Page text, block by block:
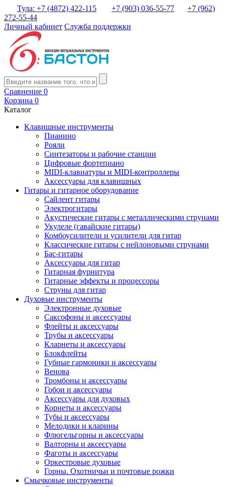
Тула: +7 (4872) 422-115 +7 (903) 036-55-77
+7 (962)
272-55-44
Личный кабинет Служба поддержки
Сравнение 0
Корзина 0
Каталог
Клавишные инструменты
Пианино
Рояли
Синтезаторы и рабочие станции
Цифровые фортепиано
MIDI-клавиатуры и MIDI-контроллеры
Аксессуары для клавишных
Гитары и гитарное оборудование
Сайлент гитары
Электрогитары
Акустические гитары с металлическими струнами
Укулеле (гавайские гитары)
Комбоусилители и усилители для гитар
Классические гитары с нейлоновыми струнами
Бас-гитары
Аксессуары для гитар
Гитарная фурнитура
Гитарные эффекты и процессоры
Струны для гитар
Духовые инструменты
Электронные духовые
Саксофоны и аксессуары
Флейты и аксессуары
Трубы и аксессуары
Кларнеты и аксессуары
Блокфлейты
Губные гармоники и аксессуары
Венова
Тромбоны и аксессуары
Гобои и аксессуары
Аксессуары для духовых
Корнеты и аксессуары
Тубы и аксессуары
Мелодики и кларины
Флюгельгорны и аксессуары
Валторны и аксессуары
Фаготы и аксессуары
Оркестровые духовые
Горны. Охотничьи и почтовые рожки
Смычковые инструменты